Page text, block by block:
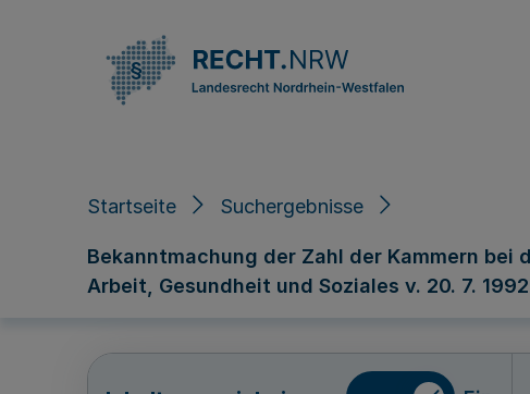
Startseite Suchergebnisse
Bekanntmachung der Zahl der Kammern
Arbeit, Gesundheit und Soziales v. 20. 7.